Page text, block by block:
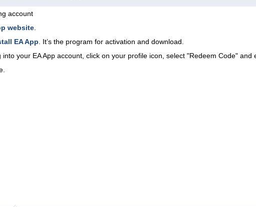
account
website.
EA App. It’s the program for activation and download.
into your EA App account, click on your profile icon, select "Redeem Code"